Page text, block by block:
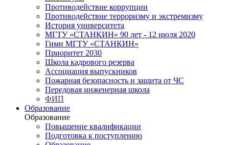
Противодействие коррупции
Противодействие терроризму и экстремизму
История университета
МГТУ «СТАНКИН» 90 лет - 12 июля 2020
Гимн МГТУ «СТАНКИН»
Приоритет 2030
Школа кадрового резерва
Ассоциация выпускников
Пожарная безопасность и защита от ЧС
Передовая инженерная школа
ФИП
Образование
Образование
Повышение квалификации
Подготовка к поступлению